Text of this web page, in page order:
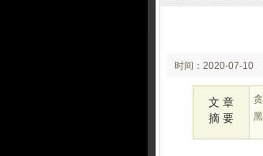
时间：2020-07-10
00:07
文 章
摘 要